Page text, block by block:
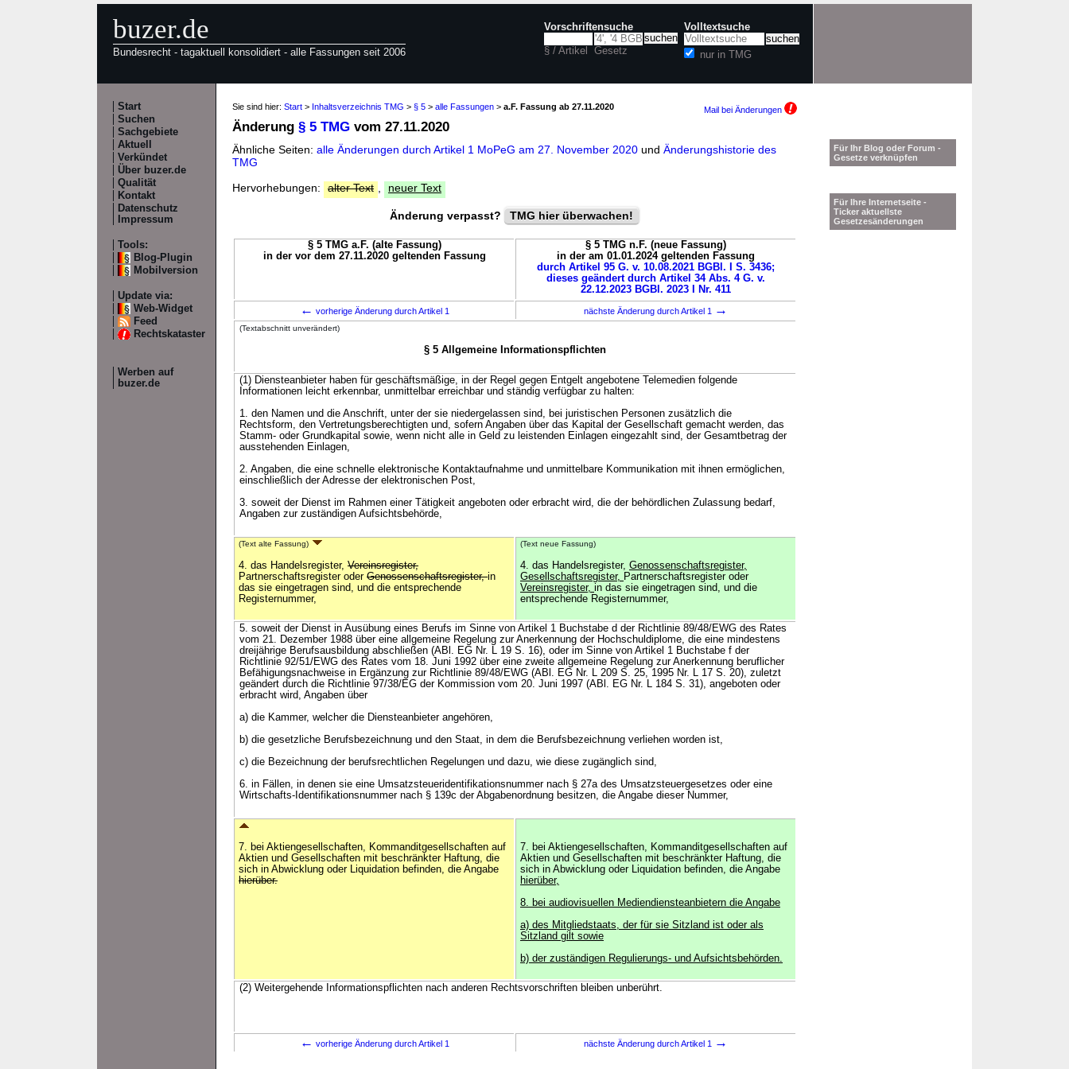
buzer.de
Bundesrecht - tagaktuell konsolidiert - alle Fassungen seit 2006
Vorschriftensuche
§ / Artikel Gesetz
Volltextsuche
nur in TMG
Start
Suchen
Sachgebiete
Aktuell
Verkündet
Über buzer.de
Qualität
Kontakt
Datenschutz
Impressum
Tools:
Blog-Plugin
Mobilversion
Update via:
Web-Widget
Feed
Rechtskataster
Werben auf
buzer.de
Sie sind hier: Start > Inhaltsverzeichnis TMG > § 5 > alle Fassungen > a.F. Fassung ab 27.11.2020 Mail bei Änderungen
Änderung § 5 TMG vom 27.11.2020
Ähnliche Seiten: alle Änderungen durch Artikel 1 MoPeG am 27. November 2020 und Änderungshistorie des
TMG
Hervorhebungen:
alter Text neuer Text
Änderung verpasst? TMG hier überwachen!
§ 5 TMG a.F. (alte Fassung)
in der vor dem 27.11.2020 geltenden Fassung
§ 5 TMG n.F. (neue Fassung)
in der am 01.01.2024 geltenden Fassung
durch Artikel 95 G. v. 10.08.2021 BGBl. I S. 3436;
dieses geändert durch Artikel 34 Abs. 4 G. v.
22.12.2023 BGBl. 2023 I Nr. 411
← vorherige Änderung durch Artikel 1 nächste Änderung durch Artikel 1 →
(Textabschnitt unverändert)
§ 5 Allgemeine Informationspflichten
(1) Diensteanbieter haben für geschäftsmäßige, in der Regel gegen Entgelt angebotene Telemedien folgende
Informationen leicht erkennbar, unmittelbar erreichbar und ständig verfügbar zu halten:
1. den Namen und die Anschrift, unter der sie niedergelassen sind, bei juristischen Personen zusätzlich die
Rechtsform, den Vertretungsberechtigten und, sofern Angaben über das Kapital der Gesellschaft gemacht werden, das
Stamm- oder Grundkapital sowie, wenn nicht alle in Geld zu leistenden Einlagen eingezahlt sind, der Gesamtbetrag der
ausstehenden Einlagen,
2. Angaben, die eine schnelle elektronische Kontaktaufnahme und unmittelbare Kommunikation mit ihnen ermöglichen,
einschließlich der Adresse der elektronischen Post,
3. soweit der Dienst im Rahmen einer Tätigkeit angeboten oder erbracht wird, die der behördlichen Zulassung bedarf,
Angaben zur zuständigen Aufsichtsbehörde,
(Text alte Fassung)
4. das Handelsregister, Vereinsregister,
Partnerschaftsregister oder Genossenschaftsregister,in
das sie eingetragen sind, und die entsprechende
Registernummer,
(Text neue Fassung)
4. das Handelsregister, Genossenschaftsregister,
Gesellschaftsregister, Partnerschaftsregister oder
Vereinsregister, in das sie eingetragen sind, und die
entsprechende Registernummer,
5. soweit der Dienst in Ausübung eines Berufs im Sinne von Artikel 1 Buchstabe d der Richtlinie 89/48/EWG des Rates
vom 21. Dezember 1988 über eine allgemeine Regelung zur Anerkennung der Hochschuldiplome, die eine mindestens
dreijährige Berufsausbildung abschließen (ABl. EG Nr. L 19 S. 16), oder im Sinne von Artikel 1 Buchstabe f der
Richtlinie 92/51/EWG des Rates vom 18. Juni 1992 über eine zweite allgemeine Regelung zur Anerkennung beruflicher
Befähigungsnachweise in Ergänzung zur Richtlinie 89/48/EWG (ABl. EG Nr. L 209 S. 25, 1995 Nr. L 17 S. 20), zuletzt
geändert durch die Richtlinie 97/38/EG der Kommission vom 20. Juni 1997 (ABl. EG Nr. L 184 S. 31), angeboten oder
erbracht wird, Angaben über
a) die Kammer, welcher die Diensteanbieter angehören,
b) die gesetzliche Berufsbezeichnung und den Staat, in dem die Berufsbezeichnung verliehen worden ist,
c) die Bezeichnung der berufsrechtlichen Regelungen und dazu, wie diese zugänglich sind,
6. in Fällen, in denen sie eine Umsatzsteueridentifikationsnummer nach § 27a des Umsatzsteuergesetzes oder eine
Wirtschafts-Identifikationsnummer nach § 139c der Abgabenordnung besitzen, die Angabe dieser Nummer,
7. bei Aktiengesellschaften, Kommanditgesellschaften auf
Aktien und Gesellschaften mit beschränkter Haftung, die
sich in Abwicklung oder Liquidation befinden, die Angabe
hierüber.
7. bei Aktiengesellschaften, Kommanditgesellschaften auf
Aktien und Gesellschaften mit beschränkter Haftung, die
sich in Abwicklung oder Liquidation befinden, die Angabe
hierüber,
8. bei audiovisuellen Mediendiensteanbietern die Angabe
a) des Mitgliedstaats, der für sie Sitzland ist oder als
Sitzland gilt sowie
b) der zuständigen Regulierungs- und Aufsichtsbehörden.
(2) Weitergehende Informationspflichten nach anderen Rechtsvorschriften bleiben unberührt.
← vorherige Änderung durch Artikel 1 nächste Änderung durch Artikel 1 →
Für Ihr Blog oder Forum -
Gesetze verknüpfen
Für Ihre Internetseite -
Ticker aktuellste
Gesetzesänderungen